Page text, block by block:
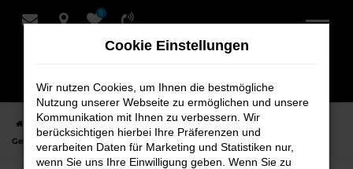
Zum
0
Startseite Leer Audi Audi A8
Finden Sie Ihren Audi A8
Gebrauchtwagen für Leer bei Schmidt + Koch
Cookie Einstellungen
Wir nutzen Cookies, um Ihnen die bestmögliche
Nutzung unserer Webseite zu ermöglichen und unsere
Kommunikation mit Ihnen zu verbessern. Wir
berücksichtigen hierbei Ihre Präferenzen und
verarbeiten Daten für Marketing und Statistiken nur,
wenn Sie uns Ihre Einwilligung geben. Wenn Sie zu